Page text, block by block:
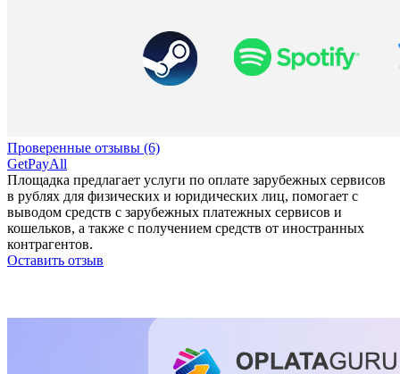
Проверенные отзывы (6)
GetPayAll
Площадка предлагает услуги по оплате зарубежных сервисов
в рублях для физических и юридических лиц, помогает с
выводом средств с зарубежных платежных сервисов и
кошельков, а также с получением средств от иностранных
контрагентов.
Оставить отзыв